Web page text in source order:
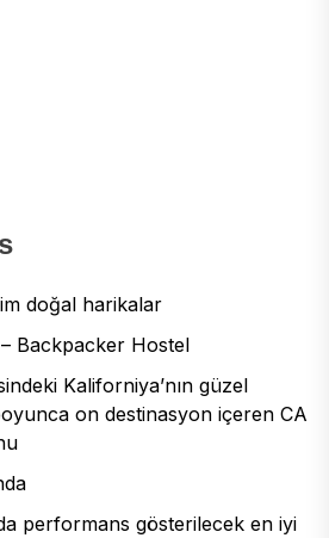
doğal harikalar
– Backpacker Hostel
Kaliforniya’nın güzel
on destinasyon içeren CA
performans gösterilecek en iyi